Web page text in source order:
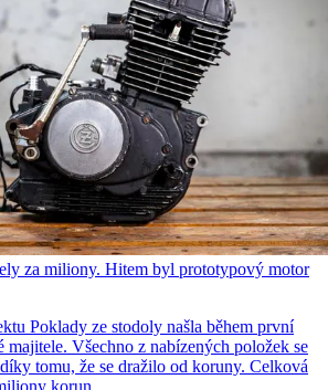
za miliony. Hitem byl prototypový motor
Poklady ze stodoly našla během první
majitele. Všechno z nabízených položek se
tomu, že se dražilo od koruny. Celková